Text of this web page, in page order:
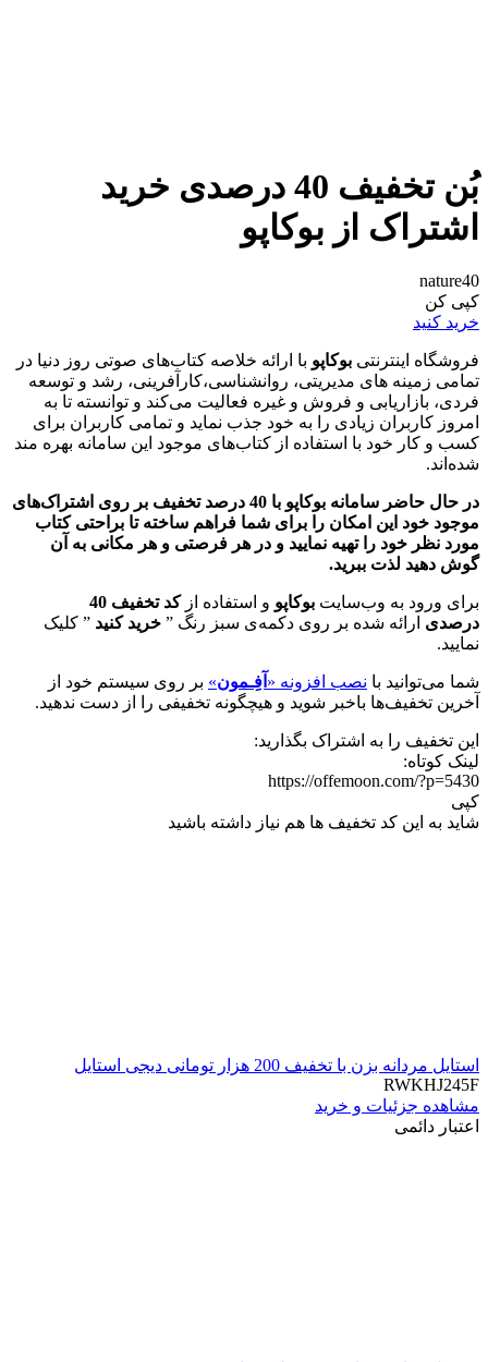
بُن تخفیف 40 درصدی خرید
اشتراک از بوکاپو
nature40
کپی کن
خرید کنید
فروشگاه اینترنتی بوکاپو با ارائه خلاصه کتاب‌های صوتی روز دنیا در
تمامی زمینه های مدیریتی، روانشناسی،کارآفرینی، رشد و توسعه
فردی، بازاریابی و فروش و غیره فعالیت می‌کند و توانسته تا به
امروز کاربران زیادی را به خود جذب نماید و تمامی کاربران برای
کسب و کار خود با استفاده از کتاب‌های موجود این سامانه بهره ‌مند
شده‌اند.
در حال حاضر سامانه بوکاپو با 40 درصد تخفیف بر روی اشتراک‌های
موجود خود این امکان را برای شما فراهم ساخته تا براحتی کتاب
مورد نظر خود را تهیه نمایید و در هر فرصتی و هر مکانی به آن
گوش دهید لذت ببرید.
برای ورود به وب‌سایت بوکاپو و استفاده از
کد تخفیف 40
درصدی ارائه شده بر روی دکمه‌ی سبز رنگ ” خرید کنید ” کلیک
نمایید.
شما می‌توانید با نصب افزونه « آفِـمون» بر روی سیستم خود از
آخرین تخفیف‌ها باخبر شوید و هیچگونه تخفیفی را از دست ندهید.
این تخفیف را به اشتراک بگذارید:
لینک کوتاه:
https://offemoon.com/?p=5430
کپی
شاید به این کد تخفیف ها هم نیاز داشته باشید
استایل مردانه بزن با تخفیف 200 هزار تومانی دیجی استایل
RWKHJ245F
مشاهده جزئیات و خرید
اعتبار دائمی